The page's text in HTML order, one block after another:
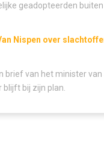
geadopteerden
Nispen over
brief van het minister
bij zijn plan.